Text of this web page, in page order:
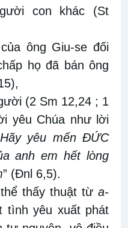
con khác (St
ông Giu-se đối
họ đã bán ông
(2 Sm 12,24 ; 1
yêu Chúa như lời
Hãy yêu mến ĐỨC
anh em hết lòng
” (Đnl 6,5).
thấy thuật từ a-
tình yêu xuất phát